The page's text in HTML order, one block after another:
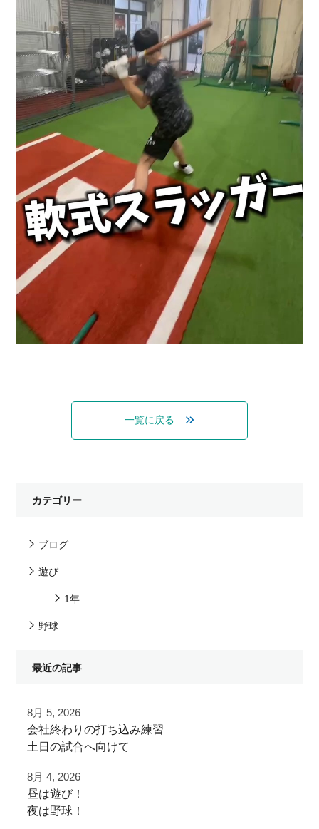
一覧に戻る
カテゴリー
ブログ
遊び
1年
野球
最近の記事
8月 5, 2026
⁡会社終わりの打ち込み⁡練習⁡
⁡土日の試合へ向けて⁡
⁡またお待ちしております！
8月 4, 2026
昼は遊び！
夜は野球！